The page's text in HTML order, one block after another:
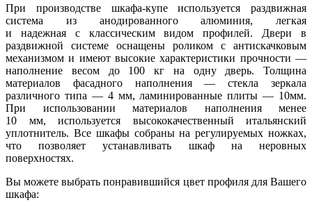
При производстве шкафа-купе используется раздвижная
система из анодированного алюминия, легкая
и надежная с классическим видом профилей. Двери в
раздвижной системе оснащены роликом с антискачковым
механизмом и имеют высокие характеристики прочности —
наполнение весом до 100 кг на одну дверь. Толщина
материалов фасадного наполнения — стекла зеркала
различного типа — 4 мм, ламинированные плиты — 10мм.
При использовании материалов наполнения менее
10 мм, используется высококачественный итальянский
уплотнитель. Все шкафы собраны на регулируемых ножках,
что позволяет устанавливать шкаф на неровных
поверхностях.
Вы можете выбрать понравившийся цвет профиля для Вашего
шкафа: